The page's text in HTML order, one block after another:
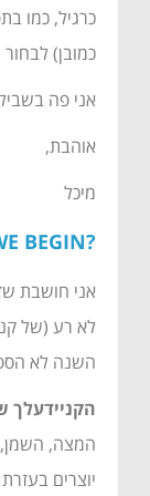
כרגיל, כמו
כמובן)
אני פה
אוהבת,
מיכל
?SHALL WE BEGIN
אני חושבת
לא רע (של
השנה לא
הקניידעלך
המצה, השמן,
יוצרים